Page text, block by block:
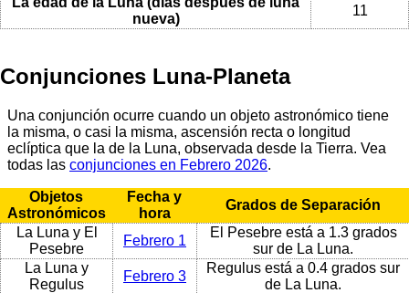
nueva)
11
Conjunciones Luna-Planeta
Una conjunción ocurre cuando un objeto astronómico tiene
la misma, o casi la misma, ascensión recta o longitud
eclíptica que la de la Luna, observada desde la Tierra. Vea
todas las conjunciones en Febrero 2026.
Objetos
Astronómicos
Fecha y
hora
Grados de Separación
La Luna y El
Pesebre
Febrero 1
El Pesebre está a 1.3 grados
sur de La Luna.
La Luna y
Regulus
Febrero 3
Regulus está a 0.4 grados sur
de La Luna.